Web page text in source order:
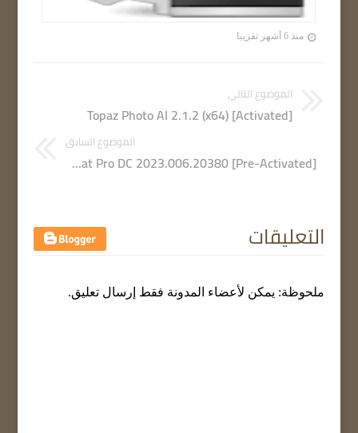
منذ 6 أشهر تقريبا
الموضوع التالي
Topaz Photo AI 2.1.2 (x64) [Activated]
الموضوع السابق
Adobe Acrobat Pro DC 2023.006.20380 [Pre-Activated]
التعليقات
ملحوظة: يمكن لأعضاء المدونة فقط إرسال تعليق.